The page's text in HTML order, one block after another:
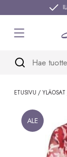
ETUSIVU /YLÄOSAT
ALE